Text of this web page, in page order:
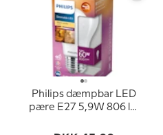
Philips dæmpbar LED
pære E27 5,9W 806 lm